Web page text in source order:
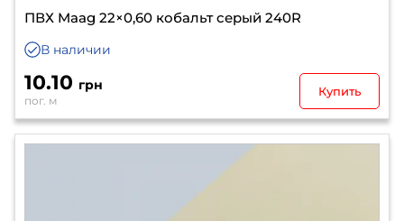
ПВХ Maag 22×0,60 кобальт серый 240R
В наличии
10.10 грн
пог. м
Купить